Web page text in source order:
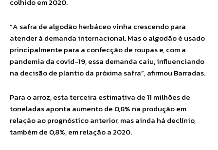
“A safra de algodão herbáceo vinha crescendo para
atender à demanda internacional. Mas o algodão é usado
principalmente para a confecção de roupas e, com a
pandemia da covid-19, essa demanda caiu, influenciando
na decisão de plantio da próxima safra”, afirmou Barradas.
Para o arroz, esta terceira estimativa de 11 milhões de
toneladas aponta aumento de 0,8% na produção em
relação ao prognóstico anterior, mas ainda há declínio,
também de 0,8%, em relação a 2020.